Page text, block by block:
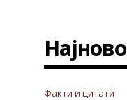
Најново
Факти и цитати